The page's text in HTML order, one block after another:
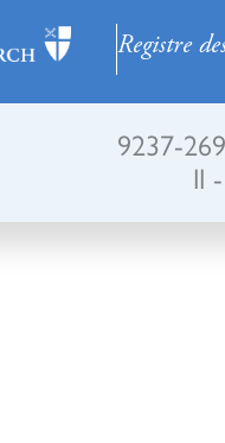
Registre
9237-
II